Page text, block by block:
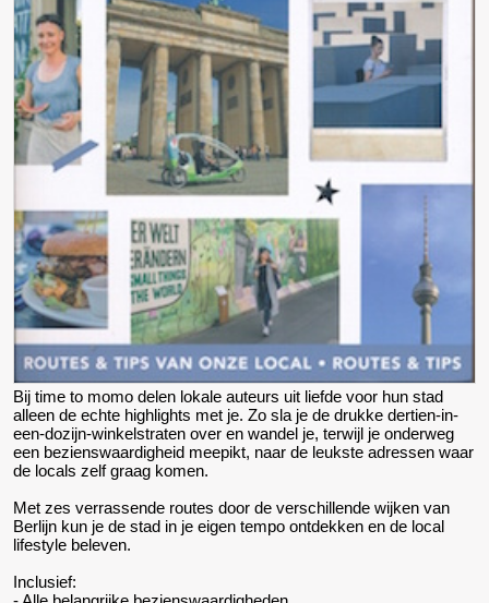
Bij time to momo delen lokale auteurs uit liefde voor hun stad
alleen de echte highlights met je. Zo sla je de drukke dertien-in-
een-dozijn-winkelstraten over en wandel je, terwijl je onderweg
een bezienswaardigheid meepikt, naar de leukste adressen waar
de locals zelf graag komen.
Met zes verrassende routes door de verschillende wijken van
Berlijn kun je de stad in je eigen tempo ontdekken en de local
lifestyle beleven.
Inclusief: